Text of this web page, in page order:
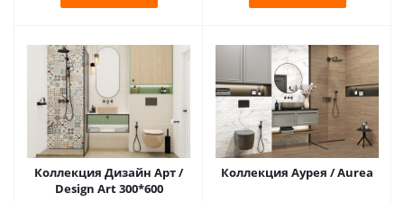
Коллекция Дизайн Арт /
Design Art 300*600
Коллекция Аурея / Aurea